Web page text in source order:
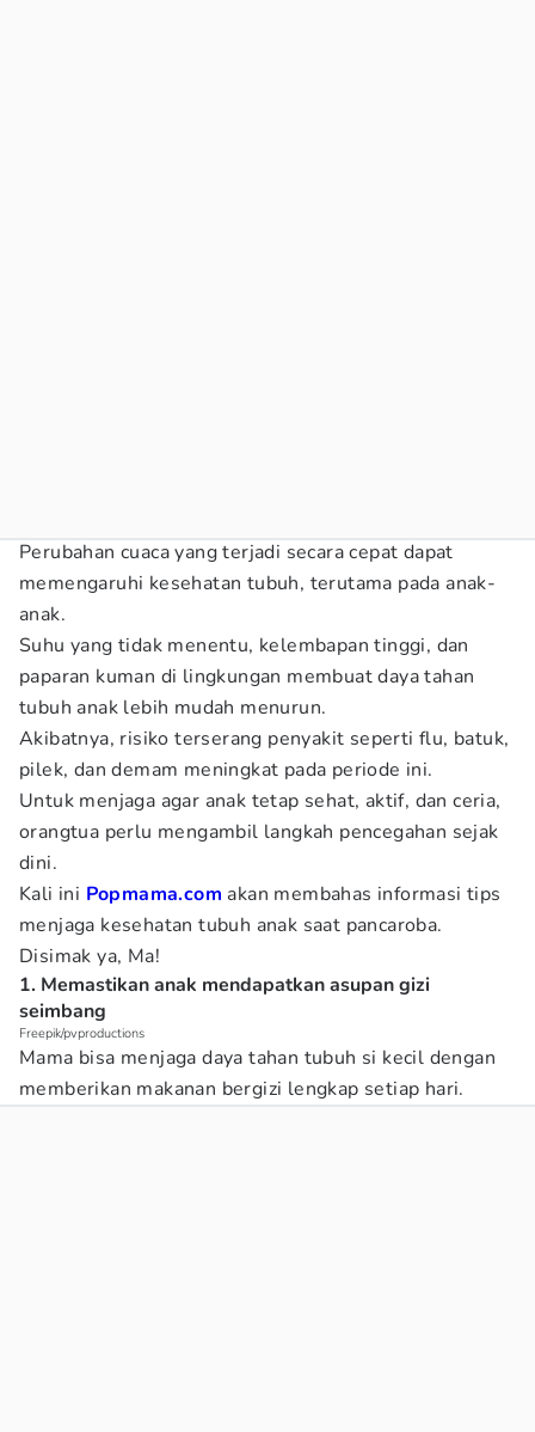
Perubahan cuaca yang terjadi secara cepat dapat
memengaruhi kesehatan tubuh, terutama pada anak-
anak.
Suhu yang tidak menentu, kelembapan tinggi, dan
paparan kuman di lingkungan membuat daya tahan
tubuh anak lebih mudah menurun.
Akibatnya, risiko terserang penyakit seperti flu, batuk,
pilek, dan demam meningkat pada periode ini.
Untuk menjaga agar anak tetap sehat, aktif, dan ceria,
orangtua perlu mengambil langkah pencegahan sejak
dini.
Kali ini Popmama.com akan membahas informasi tips
menjaga kesehatan tubuh anak saat pancaroba.
Disimak ya, Ma!
1. Memastikan anak mendapatkan asupan gizi
seimbang
Freepik/pvproductions
Mama bisa menjaga daya tahan tubuh si kecil dengan
memberikan makanan bergizi lengkap setiap hari.